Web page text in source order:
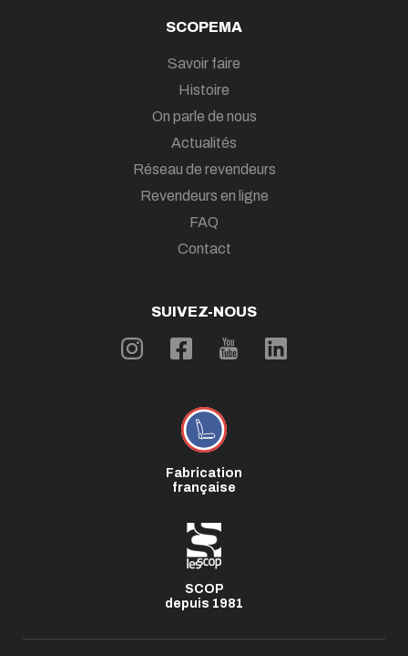
SCOPEMA
Savoir faire
Histoire
On parle de nous
Actualités
Réseau de revendeurs
Revendeurs en ligne
FAQ
Contact
SUIVEZ-NOUS
Fabrication
française
SCOP
depuis 1981